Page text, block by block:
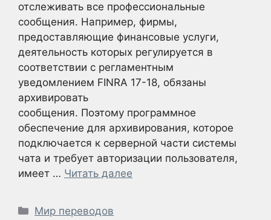
отслеживать все профессиональные
сообщения. Например, фирмы,
предоставляющие финансовые услуги,
деятельность которых регулируется в
соответствии с регламентным
уведомлением FINRA 17-18, обязаны
архивировать
сообщения. Поэтому программное
обеспечение для архивирования, которое
подключается к серверной части системы
чата и требует авторизации пользователя,
имеет … Читать далее
Рубрики
Мир переводов